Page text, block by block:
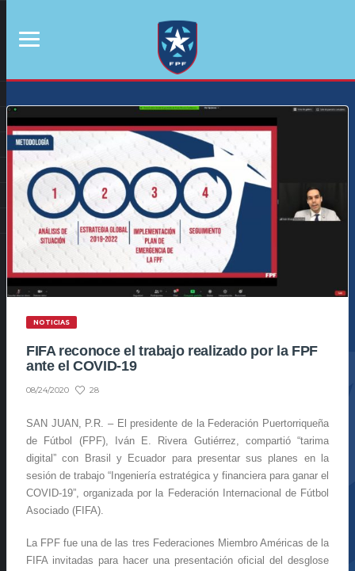
NOTICIAS
FIFA reconoce el trabajo realizado por la FPF
ante el COVID-19
08/24/2020 28
SAN JUAN, P.R. – El presidente de la Federación Puertorriqueña
de Fútbol (FPF), Iván E. Rivera Gutiérrez, compartió “tarima
digital” con Brasil y Ecuador para presentar sus planes en la
sesión de trabajo “Ingeniería estratégica y financiera para ganar el
COVID-19”, organizada por la Federación Internacional de Fútbol
Asociado (FIFA).
La FPF fue una de las tres Federaciones Miembro Américas de la
FIFA invitadas para hacer una presentación oficial del desglose